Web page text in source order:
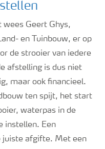
wees Geert Ghys,
en Tuinbouw, er op
de strooier van iedere
afstelling is dus niet
maar ook financieel.
ten spijt, het start
waterpas in de
instellen. Een
juiste afgifte. Met een